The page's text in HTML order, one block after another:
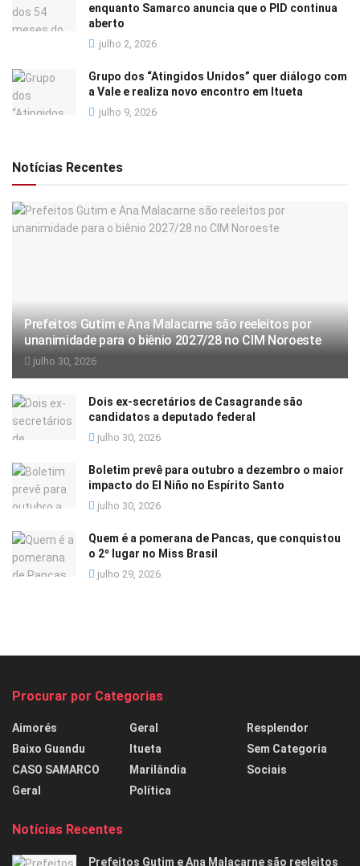
enquanto Samarco anuncia que o PID continua
aberto
julho 2, 2026
Grupo dos “Atingidos Unidos” quer diálogo com
a Vale e realiza novo encontro em Itueta
julho 9, 2026
Notícias Recentes
Prefeitos Gutim e Ana Malacarne são reeleitos por
unanimidade para o biênio 2027/28 no CIM Noroeste
julho 30, 2026
Dois ex-secretários de Casagrande são
candidatos a deputado federal
julho 30, 2026
Boletim prevê para outubro a dezembro o maior
impacto do El Niño no Espírito Santo
julho 30, 2026
Quem é a pomerana de Pancas, que conquistou
o 2º lugar no Miss Brasil
julho 29, 2026
Procurar por Categorias
Aimorés
Baixo Guandu
CASO SAMARCO
Geral
Geral
Itueta
Marilândia
Política
Resplendor
Sem Categoria
Sociais
Notícias Recentes
Prefeitos Gutim e Ana Malacarne são reeleitos